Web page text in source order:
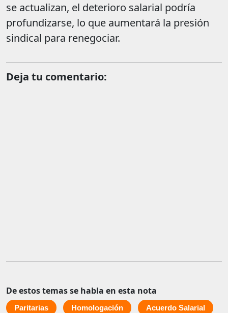
se actualizan, el deterioro salarial podría
profundizarse, lo que aumentará la presión
sindical para renegociar.
Deja tu comentario:
De estos temas se habla en esta nota
Paritarias Homologación
Acuerdo Salarial